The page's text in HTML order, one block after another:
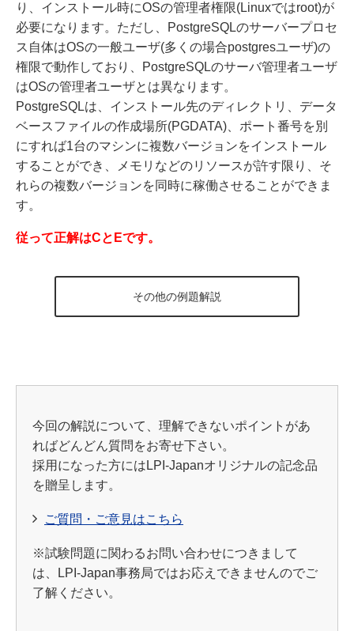
り、インストール時にOSの管理者権限(Linuxではroot)が
必要になります。ただし、PostgreSQLのサーバープロセ
ス自体はOSの一般ユーザ(多くの場合postgresユーザ)の
権限で動作しており、PostgreSQLのサーバ管理者ユーザ
はOSの管理者ユーザとは異なります。
PostgreSQLは、インストール先のディレクトリ、データ
ベースファイルの作成場所(PGDATA)、ポート番号を別
にすれば1台のマシンに複数バージョンをインストール
することができ、メモリなどのリソースが許す限り、そ
れらの複数バージョンを同時に稼働させることができま
す。
従って正解はCとEです。
その他の例題解説
今回の解説について、理解できないポイントがあ
ればどんどん質問をお寄せ下さい。
採用になった方にはLPI-Japanオリジナルの記念品
を贈呈します。
ご質問・ご意見はこちら
※試験問題に関わるお問い合わせにつきまして
は、LPI-Japan事務局ではお応えできませんのでご
了解ください。